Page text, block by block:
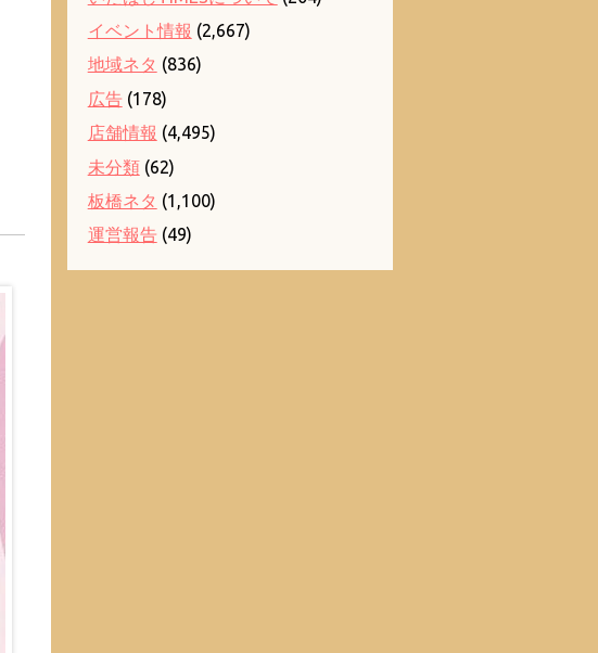
イベント情報 (2,667)
地域ネタ (836)
広告(178)
店舗情報 (4,495)
未分類(62)
板橋ネタ (1,100)
運営報告(49)